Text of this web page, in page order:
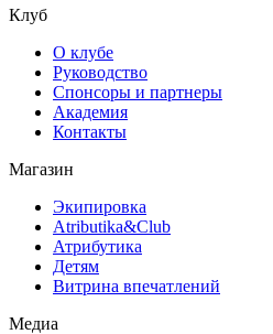
Клуб
О клубе
Руководство
Спонсоры и партнеры
Академия
Контакты
Магазин
Экипировка
Atributika&Club
Атрибутика
Детям
Витрина впечатлений
Медиа